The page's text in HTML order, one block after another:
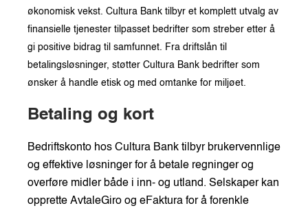
økonomisk vekst. Cultura Bank tilbyr et komplett utvalg av
finansielle tjenester tilpasset bedrifter som streber etter å
gi positive bidrag til samfunnet. Fra driftslån til
betalingsløsninger, støtter Cultura Bank bedrifter som
ønsker å handle etisk og med omtanke for miljøet.
Betaling og kort
Bedriftskonto hos Cultura Bank tilbyr brukervennlige
og effektive løsninger for å betale regninger og
overføre midler både i inn- og utland. Selskaper kan
opprette AvtaleGiro og eFaktura for å forenkle